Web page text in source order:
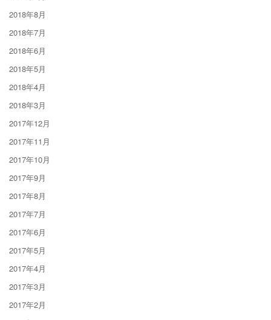
2018年8月
2018年7月
2018年6月
2018年5月
2018年4月
2018年3月
2017年12月
2017年11月
2017年10月
2017年9月
2017年8月
2017年7月
2017年6月
2017年5月
2017年4月
2017年3月
2017年2月